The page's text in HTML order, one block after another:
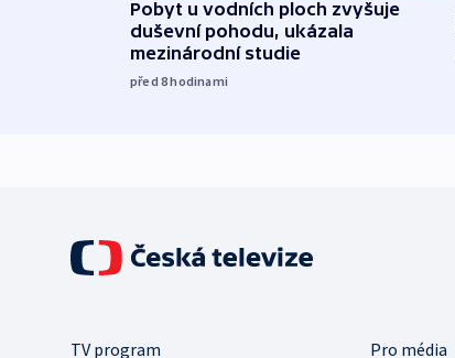
Pobyt u vodních ploch zvyšuje
duševní pohodu, ukázala
mezinárodní studie
před 8hodinami
TV program Pro média